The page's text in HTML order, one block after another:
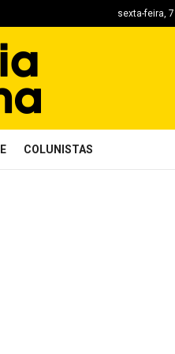
sexta-feira,
COLUNISTAS